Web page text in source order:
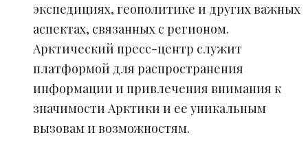
экспедициях, геополитике и других важных
аспектах, связанных с регионом.
Арктический пресс-центр служит
платформой для распространения
информации и привлечения внимания к
значимости Арктики и ее уникальным
вызовам и возможностям.